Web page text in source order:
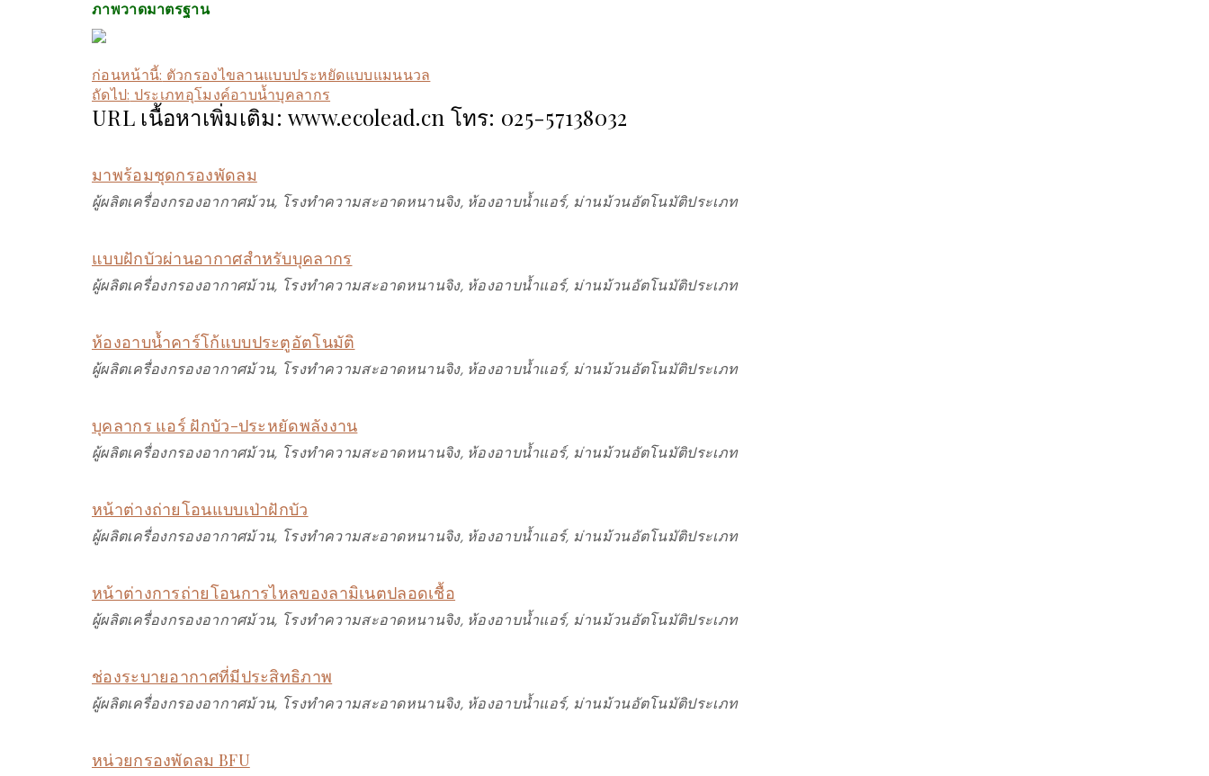
ภาพวาดมาตรฐาน
ก่อนหน้านี้: ตัวกรองไขลานแบบประหยัดแบบแมนนวล
ถัดไป: ประเภทอุโมงค์อาบน้ำบุคลากร
URL เนื้อหาเพิ่มเติม: www.ecolead.cn โทร: 025-57138032
มาพร้อมชุดกรองพัดลม
ผู้ผลิตเครื่องกรองอากาศม้วน, โรงทำความสะอาดหนานจิง, ห้องอาบน้ำแอร์, ม่านม้วนอัตโนมัติประเภท
แบบฝักบัวผ่านอากาศสำหรับบุคลากร
ผู้ผลิตเครื่องกรองอากาศม้วน, โรงทำความสะอาดหนานจิง, ห้องอาบน้ำแอร์, ม่านม้วนอัตโนมัติประเภท
ห้องอาบน้ำคาร์โก้แบบประตูอัตโนมัติ
ผู้ผลิตเครื่องกรองอากาศม้วน, โรงทำความสะอาดหนานจิง, ห้องอาบน้ำแอร์, ม่านม้วนอัตโนมัติประเภท
บุคลากร แอร์ ฝักบัว-ประหยัดพลังงาน
ผู้ผลิตเครื่องกรองอากาศม้วน, โรงทำความสะอาดหนานจิง, ห้องอาบน้ำแอร์, ม่านม้วนอัตโนมัติประเภท
หน้าต่างถ่ายโอนแบบเป่าฝักบัว
ผู้ผลิตเครื่องกรองอากาศม้วน, โรงทำความสะอาดหนานจิง, ห้องอาบน้ำแอร์, ม่านม้วนอัตโนมัติประเภท
หน้าต่างการถ่ายโอนการไหลของลามิเนตปลอดเชื้อ
ผู้ผลิตเครื่องกรองอากาศม้วน, โรงทำความสะอาดหนานจิง, ห้องอาบน้ำแอร์, ม่านม้วนอัตโนมัติประเภท
ช่องระบายอากาศที่มีประสิทธิภาพ
ผู้ผลิตเครื่องกรองอากาศม้วน, โรงทำความสะอาดหนานจิง, ห้องอาบน้ำแอร์, ม่านม้วนอัตโนมัติประเภท
หน่วยกรองพัดลม BFU